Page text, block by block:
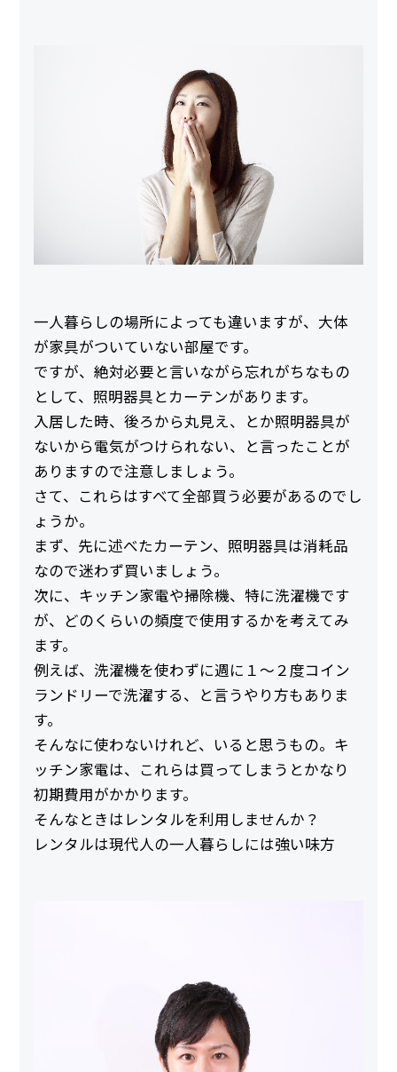
一人暮らしの場所によっても違いますが、大体
が家具がついていない部屋です。
ですが、絶対必要と言いながら忘れがちなもの
として、照明器具とカーテンがあります。
入居した時、後ろから丸見え、とか照明器具が
ないから電気がつけられない、と言ったことが
ありますので注意しましょう。
さて、これらはすべて全部買う必要があるのでし
ょうか。
まず、先に述べたカーテン、照明器具は消耗品
なので迷わず買いましょう。
次に、キッチン家電や掃除機、特に洗濯機です
が、どのくらいの頻度で使用するかを考えてみ
ます。
例えば、洗濯機を使わずに週に１～２度コイン
ランドリーで洗濯する、と言うやり方もありま
す。
そんなに使わないけれど、いると思うもの。キ
ッチン家電は、これらは買ってしまうとかなり
初期費用がかかります。
そんなときはレンタルを利用しませんか？
レンタルは現代人の一人暮らしには強い味方